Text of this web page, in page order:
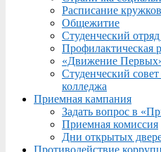
Расписание
Общежитие
Студенческий
Профилактическая
«Движение
Студенческий
колледжа
Приемная кампания
Задать вопрос в
Приемная комиссия
Дни открытых
Противодействие